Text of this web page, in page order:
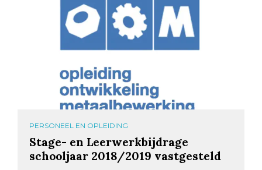
PERSONEEL EN OPLEIDING
Stage- en Leerwerkbijdrage
schooljaar 2018/2019 vastgesteld